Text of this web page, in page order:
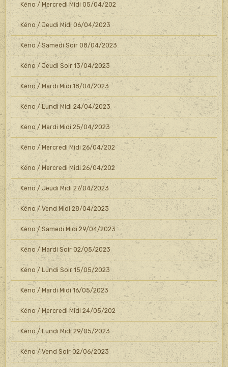
Kéno / Mercredi Midi 05/04/202
Kéno / Jeudi Midi 06/04/2023
Kéno / Samedi Soir 08/04/2023
Kéno / Jeudi Soir 13/04/2023
Kéno / Mardi Midi 18/04/2023
Kéno / Lundi Midi 24/04/2023
Kéno / Mardi Midi 25/04/2023
Kéno / Mercredi Midi 26/04/202
Kéno / Mercredi Midi 26/04/202
Kéno / Jeudi Midi 27/04/2023
Kéno / Vend Midi 28/04/2023
Kéno / Samedi Midi 29/04/2023
Kéno / Mardi Soir 02/05/2023
Kéno / Lundi Soir 15/05/2023
Kéno / Mardi Midi 16/05/2023
Kéno / Mercredi Midi 24/05/202
Kéno / Lundi Midi 29/05/2023
Kéno / Vend Soir 02/06/2023